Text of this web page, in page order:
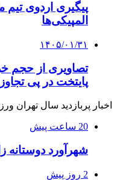
پیگیری اردوی تیم
المپیکی‌ها
۱۴۰۵/۰۱/۳۱
تصاویری از حجم
پایتخت در پی
اخبار پربازدید سال تهران
20 ساعت پیش
شهرآورد دوستانه
2 روز پیش